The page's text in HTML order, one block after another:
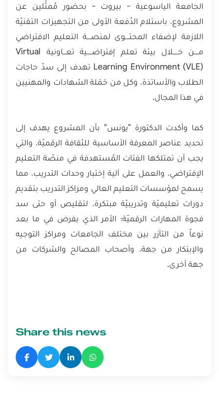
الجامعة الياسوعية - بيروت - بحضور مُمثّلين عن
المشروع، باستلام الدُفعة الأولى من التجهيزات التقنيّة
اللازمة لإضفاء المحتــــوى لمنصــــة التعليم الافتراضي
مــــن خـــــلال بيئة تعلم إفتراضـــــية تعـــاونية Virtual
Learning Environment (VLE) تهدف إلى سدّ حاجات
الطلاب والأساتذة، وكل من حَمَلة الشهادات والمهنيين
في هذا المجال.
كما وأكدت الدكتورة "يونس" بأن المشروع يهدف إلى
تحديد عناصر المعرفة الأساسية للثقافة الرقميّة، والتي
يجب أن تمتلكها الفئات المُستهدفة في منصّة التعليم
الإفتراضي، والعمل على آلية إختبار وحدات التدريب، مما
يسمح لمؤسسات التعليم العالي ومراكز التدريب بتقديم
دورات تعليميّة وتدريبيّة مبتكرة، لتقليص أو حتى سد
فجوة المهارات الرقميّة؛ الأمر الذي يفرض في ما بعد
نوعاً من التآزر بين مختلف الجامعات ومراكز التوجيه
والإبتكار من جهة، وأصحاب المصالح والشركات من
جهة أخرى.
Share this news